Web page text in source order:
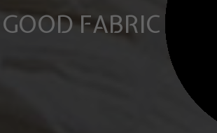
GOOD FABRIC